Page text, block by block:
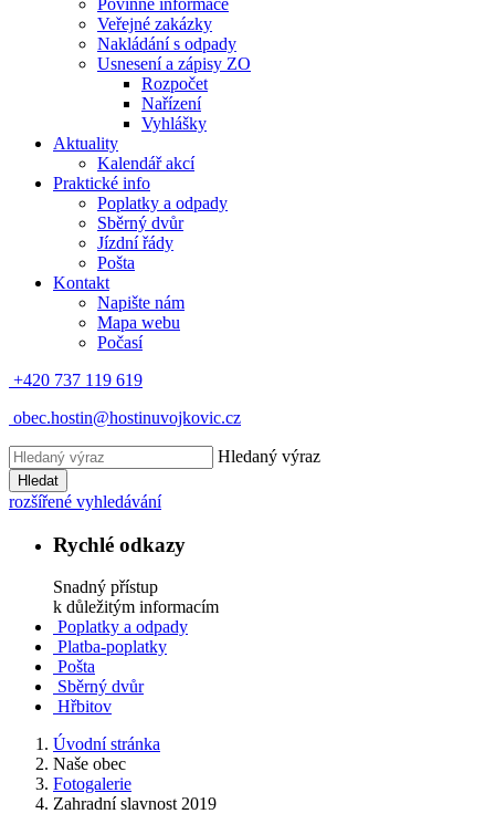
Povinné informace
Veřejné zakázky
Nakládání s odpady
Usnesení a zápisy ZO
Rozpočet
Nařízení
Vyhlášky
Aktuality
Kalendář akcí
Praktické info
Poplatky a odpady
Sběrný dvůr
Jízdní řády
Pošta
Kontakt
Napište nám
Mapa webu
Počasí
+420 737 119 619
obec.hostin@hostinuvojkovic.cz
Hledaný výraz
Hledat
rozšířené vyhledávání
Rychlé odkazy
Snadný přístup
k důležitým informacím
Poplatky a odpady
Platba-poplatky
Pošta
Sběrný dvůr
Hřbitov
Úvodní stránka
Naše obec
Fotogalerie
Zahradní slavnost 2019